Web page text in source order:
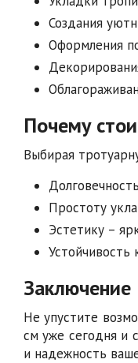
Создания
Оформления
Почему
Выбирая
Простоту
Эстетику –
Устойчивость
Заключение
Не упустите
см уже сегодня и
и надежность